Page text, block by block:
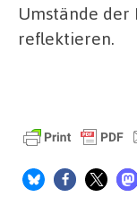
Umstände der
reflektieren.